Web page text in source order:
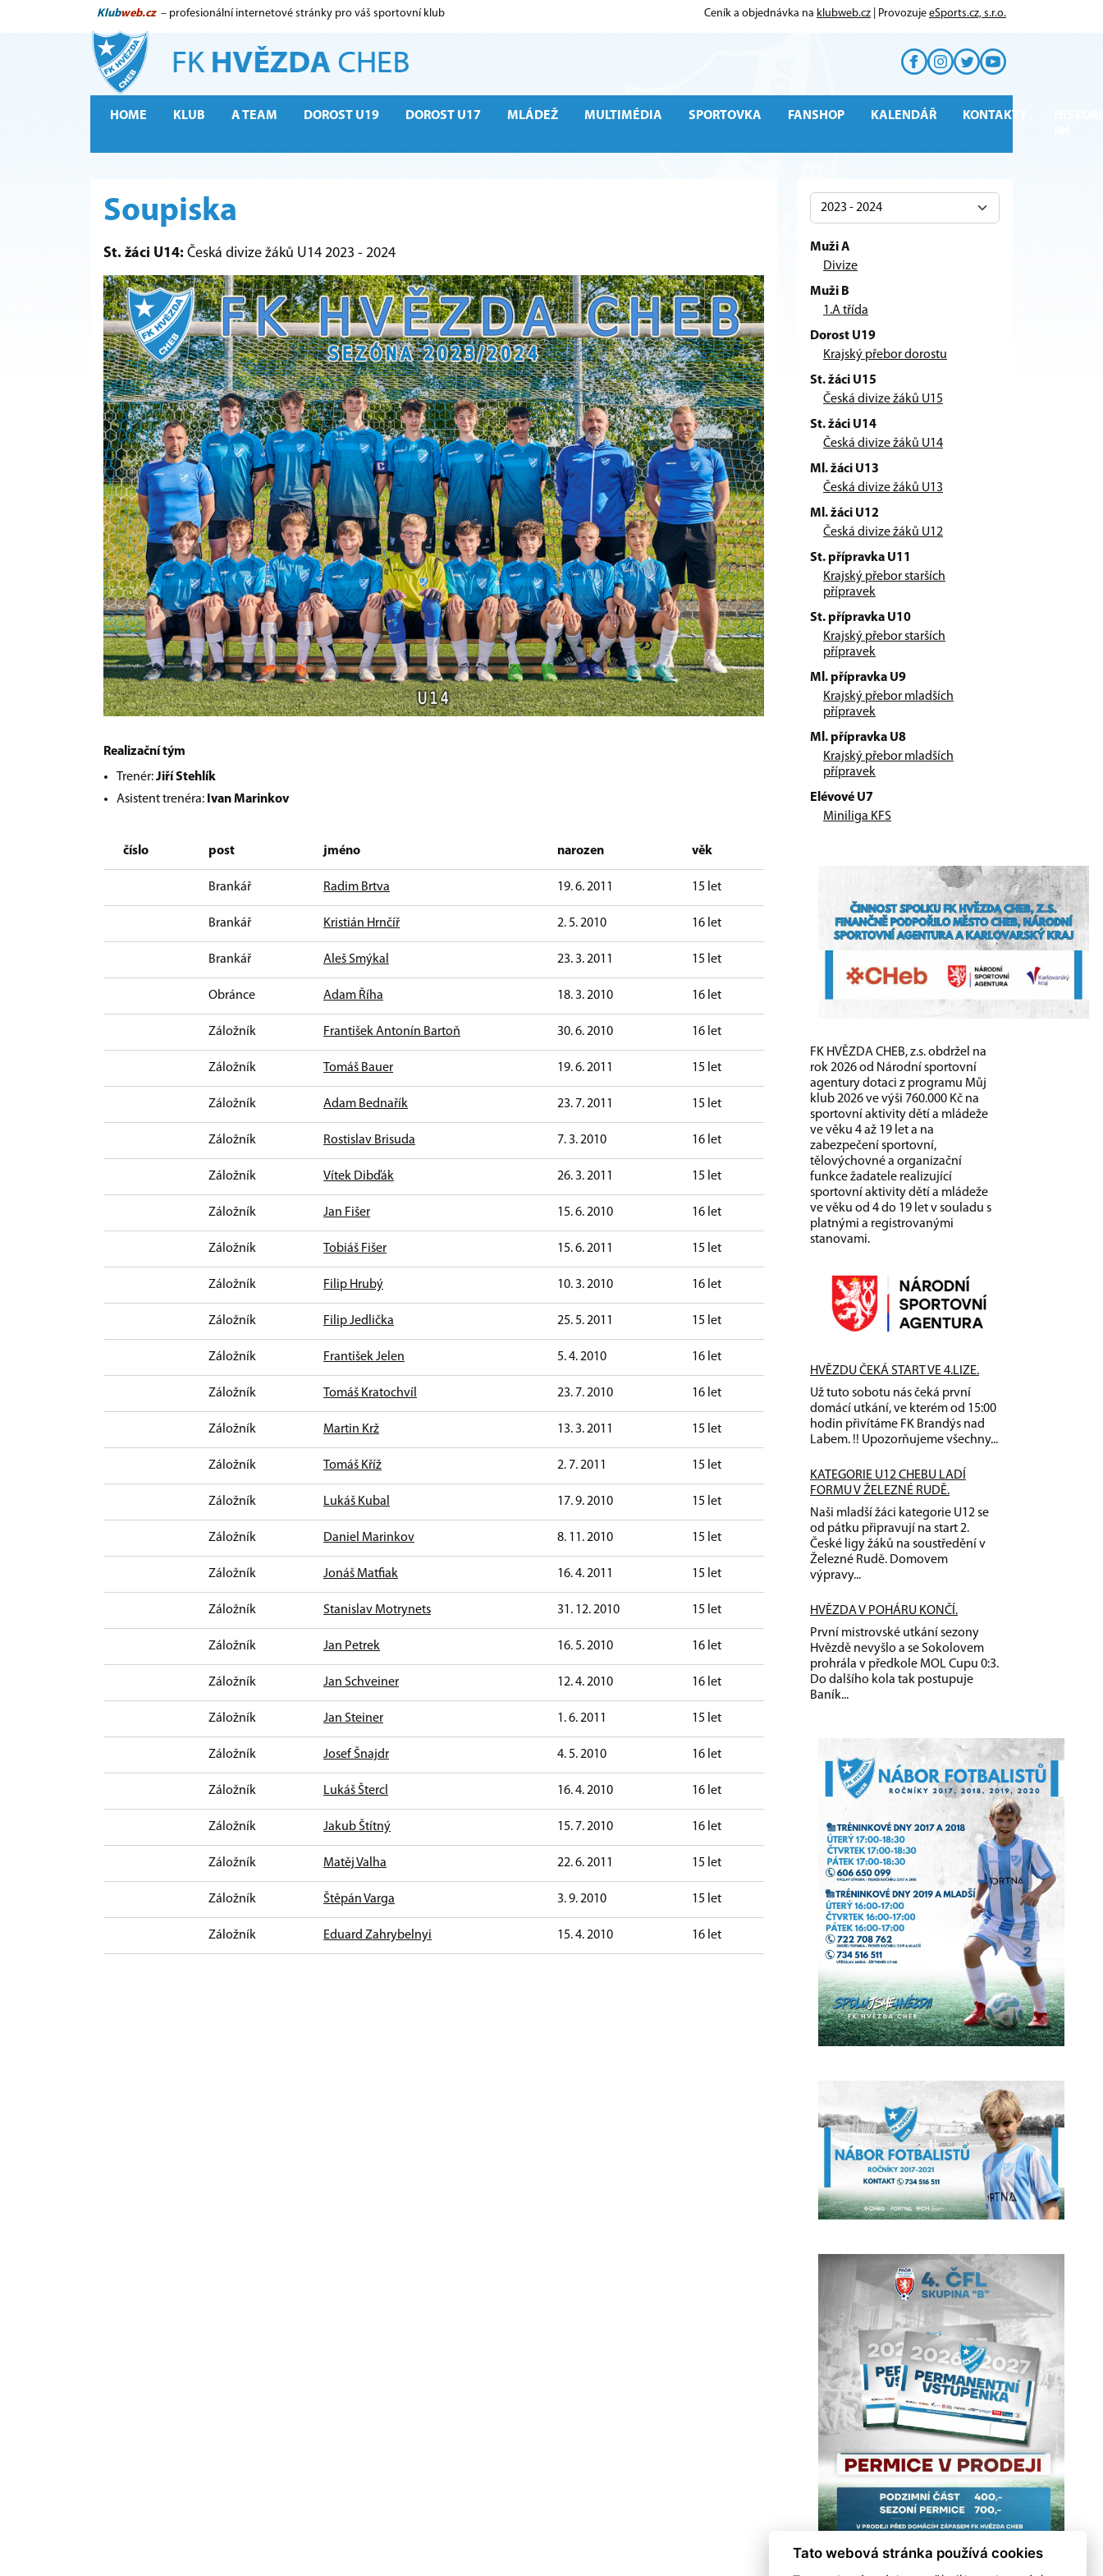
Klubweb.cz – profesionální internetové stránky pro váš sportovní klub Ceník a objednávka na klubweb.cz | Provozuje eSports.cz, s.r.o.
HOME KLUB A TEAM DOROST U19 DOROST U17 MLÁDEŽ MULTIMÉDIA SPORTOVKA FANSHOP KALENDÁŘ KONTAKTY
Soupiska
St. žáci U14: Česká divize žáků U14 2023 - 2024
Realizační tým
Trenér:Jiří Stehlík
Asistent trenéra: Ivan Marinkov
číslo post jméno narozen věk
Brankář Radim Brtva 19. 6. 2011 15 let
Brankář Kristián Hrnčíř 2. 5. 2010 16 let
Brankář Aleš Smýkal 23. 3. 2011 15 let
Obránce Adam Říha 18. 3. 2010 16 let
Záložník František Antonín Bartoň 30. 6. 2010 16 let
Záložník Tomáš Bauer 19. 6. 2011 15 let
Záložník Adam Bednařík 23. 7. 2011 15 let
Záložník Rostislav Brisuda 7. 3. 2010 16 let
Záložník Vítek Dibďák 26. 3. 2011 15 let
Záložník Jan Fišer 15. 6. 2010 16 let
Záložník Tobiáš Fišer 15. 6. 2011 15 let
Záložník Filip Hrubý 10. 3. 2010 16 let
Záložník Filip Jedlička 25. 5. 2011 15 let
Záložník František Jelen 5. 4. 2010 16 let
Záložník Tomáš Kratochvíl 23. 7. 2010 16 let
Záložník Martin Krž 13. 3. 2011 15 let
Záložník Tomáš Kříž 2. 7. 2011 15 let
Záložník Lukáš Kubal 17. 9. 2010 15 let
Záložník Daniel Marinkov 8. 11. 2010 15 let
Záložník Jonáš Matfiak 16. 4. 2011 15 let
Záložník Stanislav Motrynets 31. 12. 2010 15 let
Záložník Jan Petrek 16. 5. 2010 16 let
Záložník Jan Schveiner 12. 4. 2010 16 let
Záložník Jan Steiner 1. 6. 2011 15 let
Záložník Josef Šnajdr 4. 5. 2010 16 let
Záložník Lukáš Štercl 16. 4. 2010 16 let
Záložník Jakub Štítný 15. 7. 2010 16 let
Záložník Matěj Valha 22. 6. 2011 15 let
Záložník Štěpán Varga 3. 9. 2010 15 let
Záložník Eduard Zahrybelnyi 15. 4. 2010 16 let
Muži A
Divize
Muži B
1.A třída
Dorost U19
Krajský přebor dorostu
St. žáci U15
Česká divize žáků U15
St. žáci U14
Česká divize žáků U14
Ml. žáci U13
Česká divize žáků U13
Ml. žáci U12
Česká divize žáků U12
St. přípravka U11
Krajský přebor starších
přípravek
St. přípravka U10
Krajský přebor starších
přípravek
Ml. přípravka U9
Krajský přebor mladších
přípravek
Ml. přípravka U8
Krajský přebor mladších
přípravek
Elévové U7
Miniliga KFS
FK HVĚZDA CHEB, z.s. obdržel na
rok 2026 od Národní sportovní
agentury dotaci z programu Můj
klub 2026 ve výši 760.000 Kč na
sportovní aktivity dětí a mládeže
ve věku 4 až 19 let a na
zabezpečení sportovní,
tělovýchovné a organizační
funkce žadatele realizující
sportovní aktivity dětí a mládeže
ve věku od 4 do 19 let v souladu s
platnými a registrovanými
stanovami.
HVĚZDU ČEKÁ START VE 4.LIZE.
Už tuto sobotu nás čeká první
domácí utkání, ve kterém od 15:00
hodin přivítáme FK Brandýs nad
Labem. !! Upozorňujeme všechny...
KATEGORIE U12 CHEBU LADÍ
FORMU V ŽELEZNÉ RUDĚ.
Naši mladší žáci kategorie U12 se
od pátku připravují na start 2.
České ligy žáků na soustředění v
Železné Rudě. Domovem
výpravy...
HVĚZDA V POHÁRU KONČÍ.
První mistrovské utkání sezony
Hvězdě nevyšlo a se Sokolovem
prohrála v předkole MOL Cupu 0:3.
Do dalšího kola tak postupuje
Baník...
Tato webová stránka používá cookies